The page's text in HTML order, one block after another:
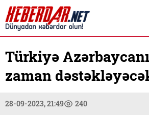
Türkiyə
zaman
28-09-2023, 21:49 240